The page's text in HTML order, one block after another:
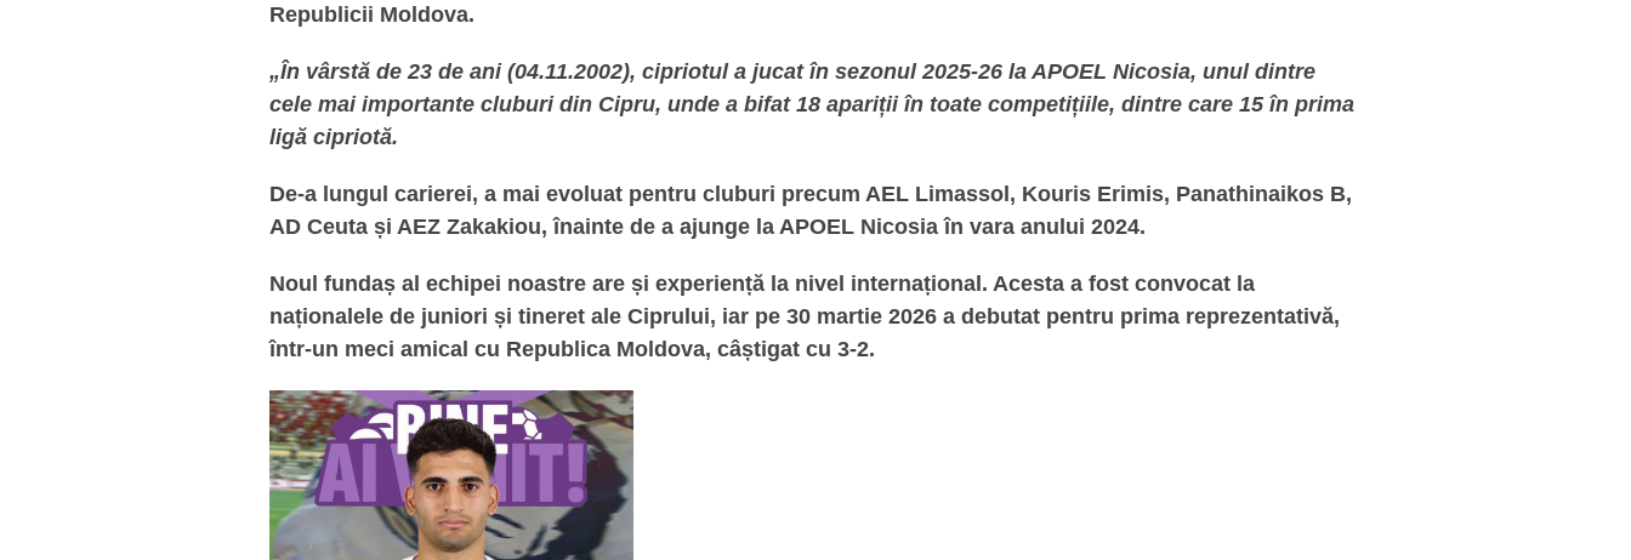
Republicii Moldova.
„În vârstă de 23 de ani (04.11.2002), cipriotul a jucat în sezonul 2025-26 la APOEL Nicosia, unul dintre
cele mai importante cluburi din Cipru, unde a bifat 18 apariții în toate competițiile, dintre care 15 în prima
ligă cipriotă.
De-a lungul carierei, a mai evoluat pentru cluburi precum AEL Limassol, Kouris Erimis, Panathinaikos B,
AD Ceuta și AEZ Zakakiou, înainte de a ajunge la APOEL Nicosia în vara anului 2024.
Noul fundaș al echipei noastre are și experiență la nivel internațional. Acesta a fost convocat la
naționalele de juniori și tineret ale Ciprului, iar pe 30 martie 2026 a debutat pentru prima reprezentativă,
într-un meci amical cu Republica Moldova, câștigat cu 3-2.